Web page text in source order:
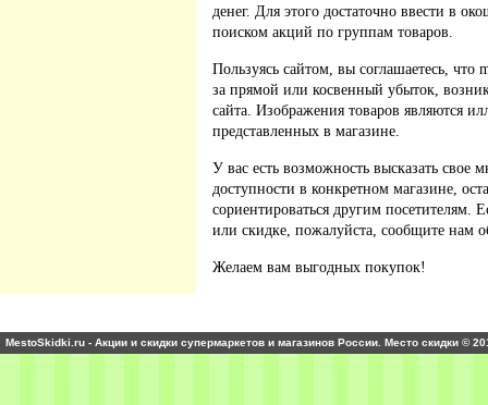
денег. Для этого достаточно ввести в
поиском акций по группам товаров.
Пользуясь сайтом, вы соглашаетесь, что
за прямой или косвенный убыток,
сайта. Изображения товаров являются
представленных в магазине.
У вас есть возможность высказать свое
доступности в конкретном магазине,
сориентироваться другим
или скидке, пожалуйста, сообщите нам
Желаем вам выгодных покупок!
MestoSkidki.ru - Акции и скидки супермаркетов и магазинов России. Место скидки ©